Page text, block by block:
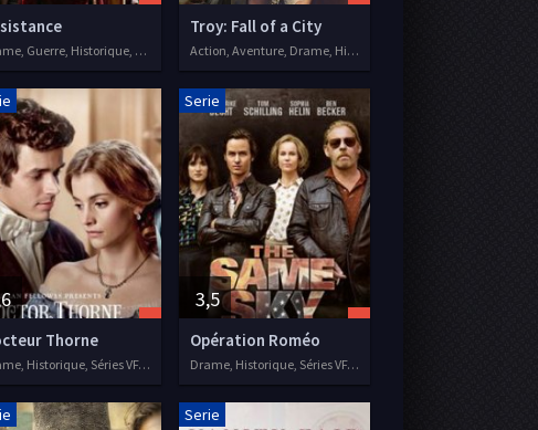
Drame, Guerre, Historique, Séries VF, 2014
Troy: Fall of a City
Action, Aventure, Drame, Historique, Séries VF, 2018
Thorne
Drame, Historique, Séries VF, 2015
3,5
Serie
Opération Roméo
Drame, Historique, Séries VF, 2017
Serie